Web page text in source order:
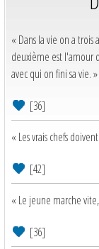
« Dans la vie on a
deuxième est l'amour
avec qui on fini sa vie. »
[36]
« Les vrais chefs
[42]
« Le jeune marche
[36]